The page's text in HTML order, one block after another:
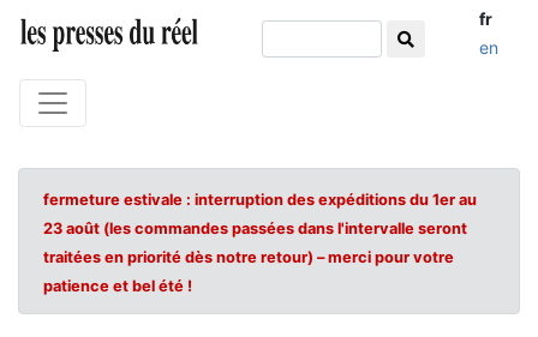
fr
en
fermeture estivale : interruption des expéditions du 1er au
23 août (les commandes passées dans l'intervalle seront
traitées en priorité dès notre retour) – merci pour votre
patience et bel été !